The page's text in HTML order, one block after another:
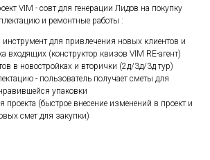
VIM - совт для генерации Лидов на покупку
и ремонтные работы :
для привлечения новых клиентов и
входящих (конструктор квизов VIM RE-агент)
в новостройках и вторички (2д/3д/3д тур)
- пользователь получает сметы для
упаковки
проекта (быстрое внесение изменений в проект и
смет для закупки)